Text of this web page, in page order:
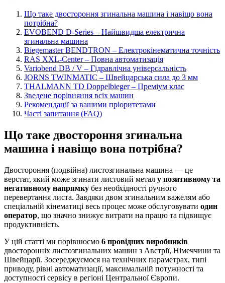
Що таке двостороння згинальна машина і навіщо вона
потрібна?
EVOBEND D-Series – Найшвидша електрична
згинальна машина
Biegemaster BENDTRON – Електрокінематична точність
RAS XXL-Center – Повна автоматизація
Variobend DB / V – Гідравлічна універсальність
JORNS TWINMATIC – Швейцарська сила до 3 мм
THALMANN TD Doppelbieger – Преміум клас
Зведене порівняння всіх машин
Рекомендації за вашими пріоритетами
Часті запитання (FAQ)
Що таке двостороння згинальна
машина і навіщо вона потрібна?
Двостороння (подвійна) листозгинальна машина — це
верстат, який може згинати листовий метал у позитивному та
негативному напрямку без необхідності ручного
перевертання листа. Завдяки двом згинальним важелям або
спеціальній кінематиці весь процес може обслуговувати один
оператор, що значно знижує витрати на працю та підвищує
продуктивність.
У цій статті ми порівнюємо 6 провідних виробників
двосторонніх листозгинальних машин з Австрії, Німеччини та
Швейцарії. Зосереджуємося на технічних параметрах, типі
приводу, рівні автоматизації, максимальній потужності та
доступності сервісу в регіоні Центральної Європи.